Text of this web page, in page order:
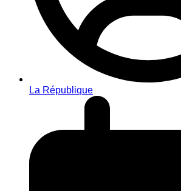
La République